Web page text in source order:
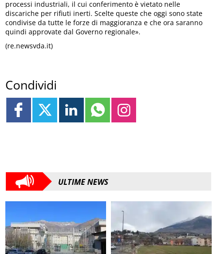
processi industriali, il cui conferimento è vietato nelle
discariche per rifiuti inerti. Scelte queste che oggi sono state
condivise da tutte le forze di maggioranza e che ora saranno
quindi approvate dal Governo regionale».
(re.newsvda.it)
Condividi
ULTIME NEWS